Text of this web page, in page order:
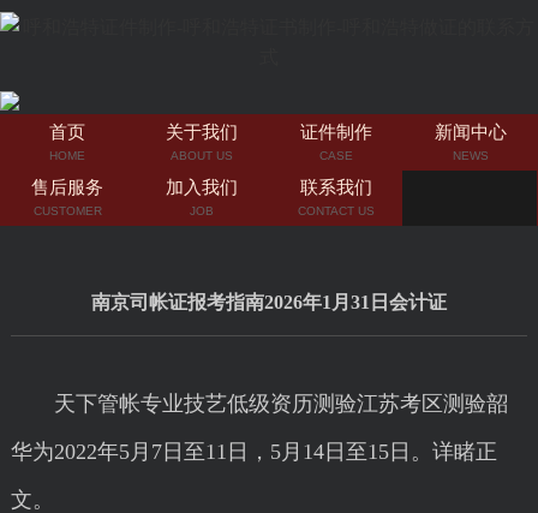
首页
HOME
关于我们
ABOUT US
证件制作
CASE
新闻中心
NEWS
售后服务
CUSTOMER
加入我们
JOB
联系我们
CONTACT US
南京司帐证报考指南2026年1月31日会计证
天下管帐专业技艺低级资历测验江苏考区测验韶
华为2022年5月7日至11日，5月14日至15日。详睹正
文。